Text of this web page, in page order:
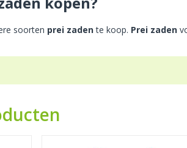
soorten prei zadente koop. Prei zaden